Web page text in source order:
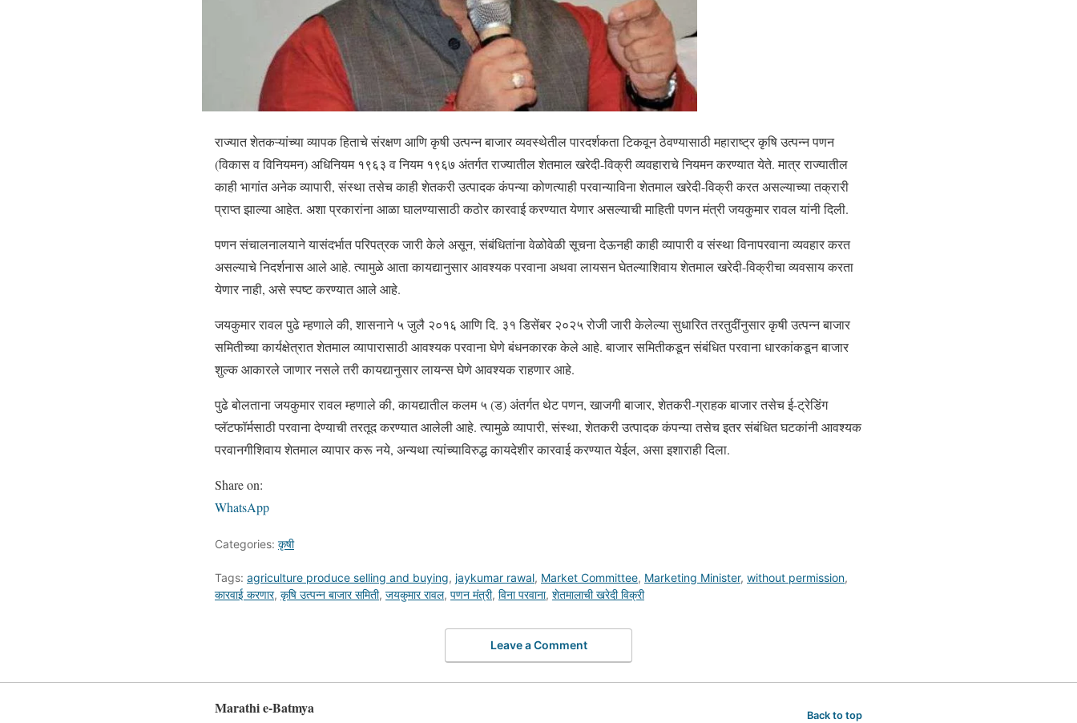
राज्यात शेतकऱ्यांच्या व्यापक हिताचे संरक्षण आणि कृषी उत्पन्न बाजार व्यवस्थेतील पारदर्शकता टिकवून ठेवण्यासाठी महाराष्ट्र कृषि उत्पन्न पणन
(विकास व विनियमन) अधिनियम १९६३ व नियम १९६७ अंतर्गत राज्यातील शेतमाल खरेदी-विक्री व्यवहाराचे नियमन करण्यात येते. मात्र राज्यातील
काही भागांत अनेक व्यापारी, संस्था तसेच काही शेतकरी उत्पादक कंपन्या कोणत्याही परवान्याविना शेतमाल खरेदी-विक्री करत असल्याच्या तक्रारी
प्राप्त झाल्या आहेत. अशा प्रकारांना आळा घालण्यासाठी कठोर कारवाई करण्यात येणार असल्याची माहिती पणन मंत्री जयकुमार रावल यांनी दिली.
पणन संचालनालयाने यासंदर्भात परिपत्रक जारी केले असून, संबंधितांना वेळोवेळी सूचना देऊनही काही व्यापारी व संस्था विनापरवाना व्यवहार करत
असल्याचे निदर्शनास आले आहे. त्यामुळे आता कायद्यानुसार आवश्यक परवाना अथवा लायसन घेतल्याशिवाय शेतमाल खरेदी-विक्रीचा व्यवसाय करता
येणार नाही, असे स्पष्ट करण्यात आले आहे.
जयकुमार रावल पुढे म्हणाले की, शासनाने ५ जुलै २०१६ आणि दि. ३१ डिसेंबर २०२५ रोजी जारी केलेल्या सुधारित तरतुदींनुसार कृषी उत्पन्न बाजार
समितीच्या कार्यक्षेत्रात शेतमाल व्यापारासाठी आवश्यक परवाना घेणे बंधनकारक केले आहे. बाजार समितीकडून संबंधित परवाना धारकांकडून बाजार
शुल्क आकारले जाणार नसले तरी कायद्यानुसार लायन्स घेणे आवश्यक राहणार आहे.
पुढे बोलताना जयकुमार रावल म्हणाले की, कायद्यातील कलम ५ (ड) अंतर्गत थेट पणन, खाजगी बाजार, शेतकरी-ग्राहक बाजार तसेच ई-ट्रेडिंग
प्लॅटफॉर्मसाठी परवाना देण्याची तरतूद करण्यात आलेली आहे. त्यामुळे व्यापारी, संस्था, शेतकरी उत्पादक कंपन्या तसेच इतर संबंधित घटकांनी आवश्यक
परवानगीशिवाय शेतमाल व्यापार करू नये, अन्यथा त्यांच्याविरुद्ध कायदेशीर कारवाई करण्यात येईल, असा इशाराही दिला.
Share on:
WhatsApp
Categories: कृषी
Tags: agriculture produce selling and buying, jaykumar rawal, Market Committee, Marketing Minister, without permission,
कारवाई करणार, कृषि उत्पन्न बाजार समिती, जयकुमार रावल, पणन मंत्री, विना परवाना, शेतमालाची खरेदी विक्री
Leave a Comment
Marathi e-Batmya Back to top